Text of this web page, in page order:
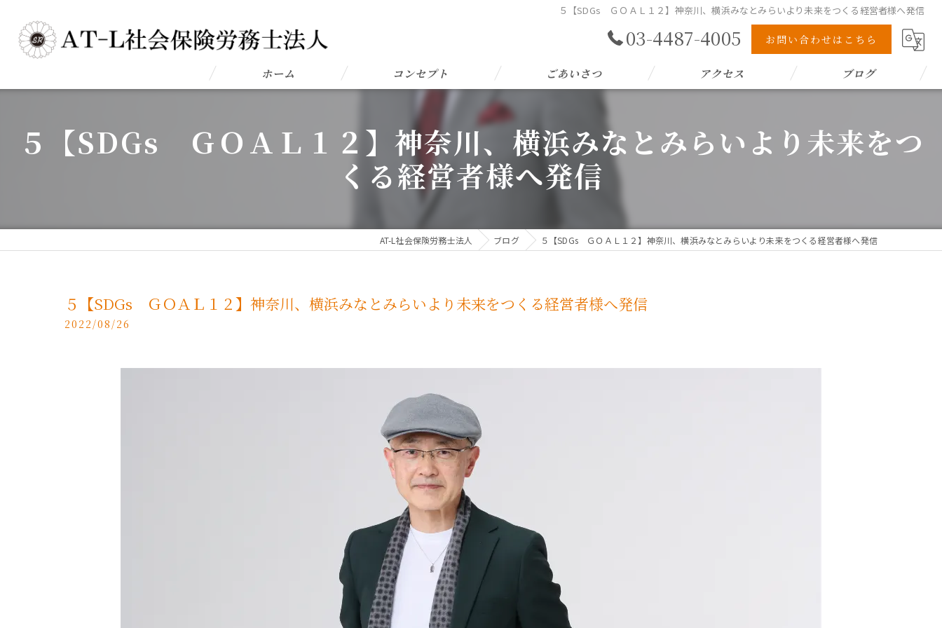
５【SDGs ＧＯＡＬ１２】神奈川、横浜みなとみらいより未来をつくる経営者様へ発信
03-4487-4005 お問い合わせはこちら
ホーム コンセプト ごあいさつ アクセス ブログ
５【SDGs ＧＯＡＬ１２】神奈川、横浜みなとみらいより未来をつ
くる経営者様へ発信
AT-L社会保険労務士法人 ブログ ５【SDGs ＧＯＡＬ１２】神奈川、横浜みなとみらいより未来をつくる経営者様へ発信
５【SDGs ＧＯＡＬ１２】神奈川、横浜みなとみらいより未来をつくる経営者様へ発信
2022/08/26